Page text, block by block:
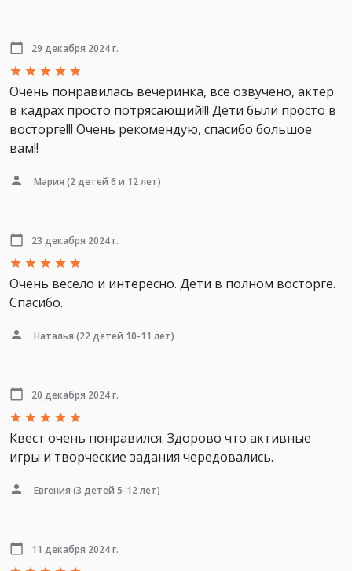
29 декабря 2024 г.
Очень понравилась вечеринка, все озвучено, актёр
в кадрах просто потрясающий!!! Дети были просто в
восторге!!! Очень рекомендую, спасибо большое
вам!!
Мария (2 детей 6 и 12 лет)
23 декабря 2024 г.
Очень весело и интересно. Дети в полном восторге.
Спасибо.
Наталья (22 детей 10-11 лет)
20 декабря 2024 г.
Квест очень понравился. Здорово что активные
игры и творческие задания чередовались.
Евгения (3 детей 5-12 лет)
11 декабря 2024 г.